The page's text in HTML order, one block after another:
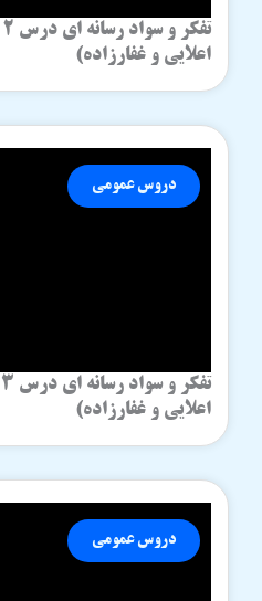
اعلایی و غفارزاده)
اعلایی و غفارزاده)
دروس عمومی
دروس عمومی